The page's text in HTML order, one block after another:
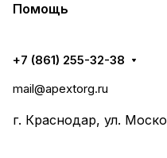
Помощь
+7 (861) 255-32-38
mail@apextorg.ru
г. Краснодар, ул.